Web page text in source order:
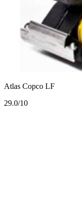
Atlas Copco LF
29.0/10